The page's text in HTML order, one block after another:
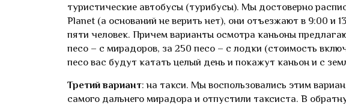
туристические автобусы (турибусы). Мы достоверно
Planet (а оснований не верить нет), они отъезжают в 9:00 и
пяти человек. Причем варианты осмотра каньоны
песо – с мирадоров, за 250 песо – с лодки (стоимость
песо вас будут катать целый день и покажут каньон и с
Третий вариант: на такси. Мы воспользовались этим
самого дальнего мирадора и отпустили таксиста. В